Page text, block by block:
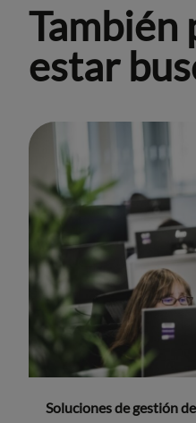
También
estar
Soluciones de gestión